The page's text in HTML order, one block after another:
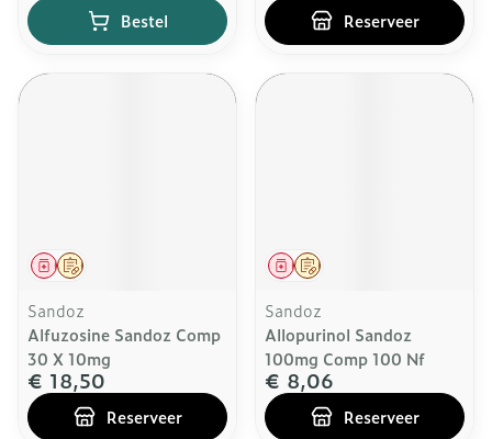
Bestel Reserveer
Op voorschrift
Geneesmiddel
Sandoz
Alfuzosine Sandoz Comp
30 X 10mg
€ 18,50
Reserveer
Op voorschrift
Geneesmiddel
Sandoz
Allopurinol Sandoz
100mg Comp 100 Nf
€ 8,06
Reserveer